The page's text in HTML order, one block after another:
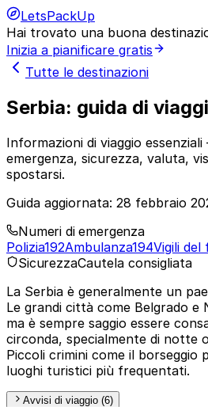
LetsPackUp
Hai trovato una buona
Inizia a pianificare gratis
Tutte le destinazioni
Serbia: guida di
Informazioni di viaggio
emergenza, sicurezza, valuta,
spostarsi.
Guida aggiornata: 28 febbraio
Numeri di emergenza
Polizia192Ambulanza194Vigili del
SicurezzaCautela consigliata
La Serbia è generalmente un
Le grandi città come Belgrado e
ma è sempre saggio essere
circonda, specialmente di notte
Piccoli crimini come il borseggio
luoghi turistici più frequentati.
Avvisi di viaggio (6)